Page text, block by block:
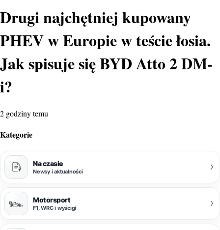
Drugi najchętniej kupowany
PHEV w Europie w teście łosia.
Jak spisuje się BYD Atto 2 DM-
i?
2 godziny temu
Kategorie
Na czasie
Newsy i aktualności ›
Motorsport
F1, WRC i wyścigi ›